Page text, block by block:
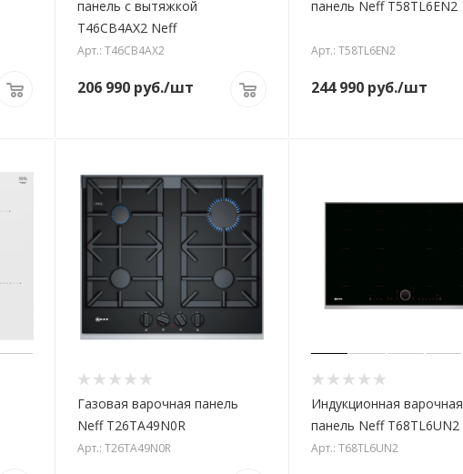
панель с вытяжкой
T46CB4AX2 Neff
Арт.: T46CB4AX2
206 990 руб./шт
панель Neff T58TL6EN2
Арт.: T58TL6EN2
244 990руб./шт
Газовая варочная панель
Neff T26TA49N0R
Арт.: T26TA49N0R
Индукционная варочная
панель Neff T68TL6UN2
Арт.: T68TL6UN2